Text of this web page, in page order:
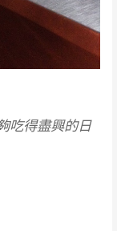
吃得盡興的日